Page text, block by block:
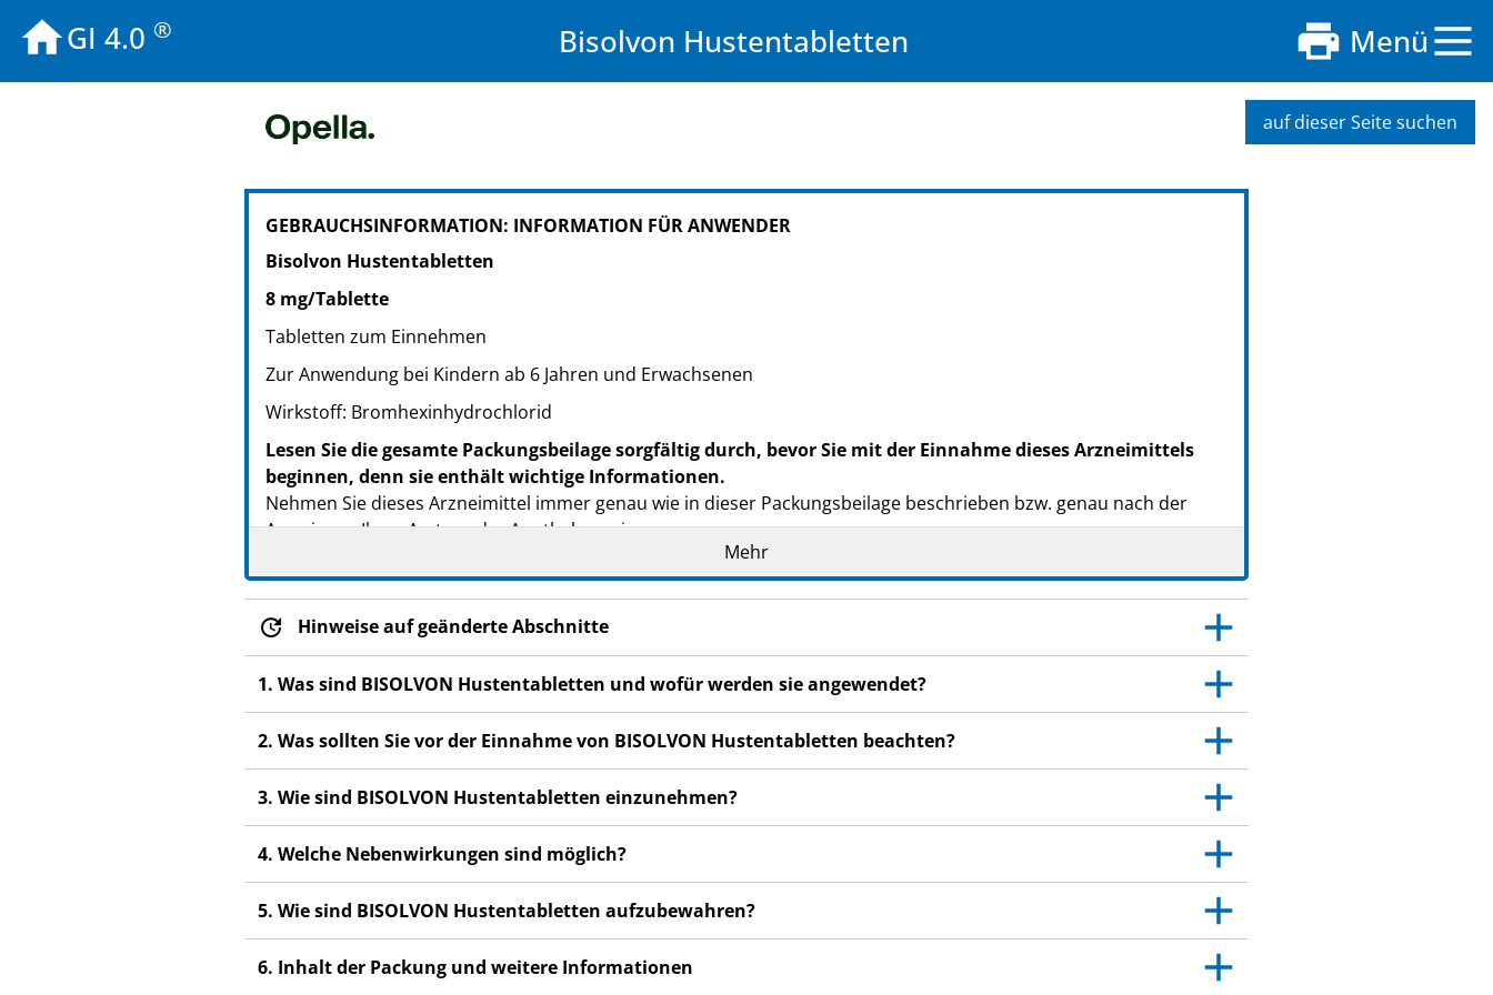
GI 4.0 ® Bisolvon Hustentabletten Menü
auf dieser Seite suchen
PZN: 00139011
PPN: 110013901144
GEBRAUCHSINFORMATION: INFORMATION FÜR ANWENDER
Bisolvon Hustentabletten
8 mg/Tablette
Tabletten zum Einnehmen
Zur Anwendung bei Kindern ab 6 Jahren und Erwachsenen
Wirkstoff: Bromhexinhydrochlorid
Lesen Sie die gesamte Packungsbeilage sorgfältig durch, bevor Sie mit der Einnahme dieses Arzneimittels
beginnen, denn sie enthält wichtige Informationen.
Nehmen Sie dieses Arzneimittel immer genau wie in dieser Packungsbeilage beschrieben bzw. genau nach der
Anweisung Ihres Arztes oder Apothekers ein.
Fragen Sie Ihren Apotheker, wenn Sie weitere Informationen oder einen Rat benötigen.
Wenn Sie Nebenwirkungen bemerken, wenden Sie sich an Ihren Arzt oder Apotheker. Dies gilt auch für
Nebenwirkungen, die nicht in dieser Packungsbeilage angegeben sind. Siehe Abschnitt 4.
Wenn Sie sich nach 4 – 5 Tagen nicht besser oder gar schlechter fühlen, wenden Sie sich an Ihren Arzt.
Mehr
Hinweise auf geänderte Abschnitte
1. Was sind BISOLVON Hustentabletten und wofür werden sie angewendet?
2. Was sollten Sie vor der Einnahme von BISOLVON Hustentabletten beachten?
3. Wie sind BISOLVON Hustentabletten einzunehmen?
4. Welche Nebenwirkungen sind möglich?
5. Wie sind BISOLVON Hustentabletten aufzubewahren?
6. Inhalt der Packung und weitere Informationen